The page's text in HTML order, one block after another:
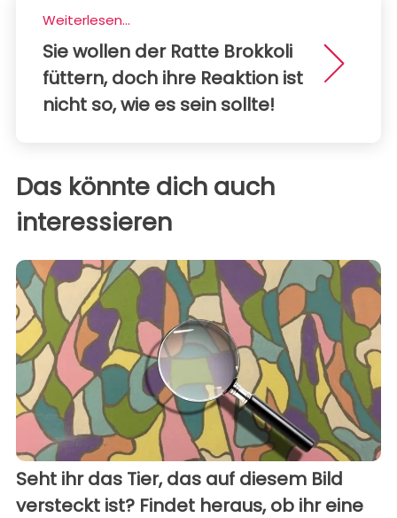
Weiterlesen...
Sie wollen der Ratte Brokkoli
füttern, doch ihre Reaktion ist
nicht so, wie es sein sollte!
Das könnte dich auch
interessieren
Seht ihr das Tier, das auf diesem Bild
versteckt ist? Findet heraus, ob ihr eine